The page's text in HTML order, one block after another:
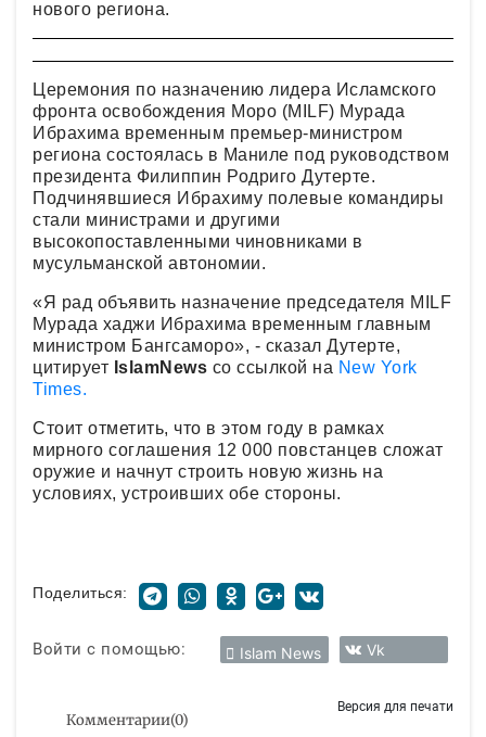
нового региона.
Церемония по назначению лидера Исламского
фронта освобождения Моро (MILF) Мурада
Ибрахима временным премьер-министром
региона состоялась в Маниле под руководством
президента Филиппин Родриго Дутерте.
Подчинявшиеся Ибрахиму полевые командиры
стали министрами и другими
высокопоставленными чиновниками в
мусульманской автономии.
«Я рад объявить назначение председателя MILF
Мурада хаджи Ибрахима временным главным
министром Бангсаморо», - сказал Дутерте,
цитирует IslamNews со ссылкой на New York
Times.
Стоит отметить, что в этом году в рамках
мирного соглашения 12 000 повстанцев сложат
оружие и начнут строить новую жизнь на
условиях, устроивших обе стороны.
Поделиться:
Войти с помощью: Islam News Vk
Комментарии(0)
Версия для печати